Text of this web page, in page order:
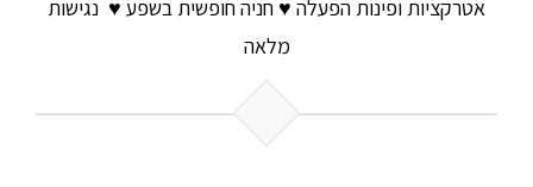
אטרקציות ופינות הפעלה ♥ חניה חופשית בשפע ♥ נגישות
מלאה​